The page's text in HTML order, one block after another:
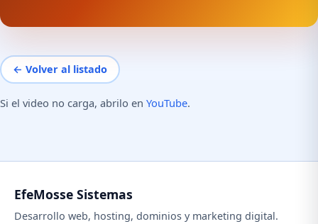
← Volver al listado
Si el video no carga, abrilo en YouTube.
EfeMosse Sistemas
Desarrollo web, hosting, dominios y marketing digital.